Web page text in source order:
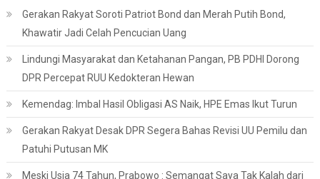
Gerakan Rakyat Soroti Patriot Bond dan Merah Putih Bond,
Khawatir Jadi Celah Pencucian Uang
Lindungi Masyarakat dan Ketahanan Pangan, PB PDHI Dorong
DPR Percepat RUU Kedokteran Hewan
Kemendag: Imbal Hasil Obligasi AS Naik, HPE Emas Ikut Turun
Gerakan Rakyat Desak DPR Segera Bahas Revisi UU Pemilu dan
Patuhi Putusan MK
Meski Usia 74 Tahun, Prabowo : Semangat Saya Tak Kalah dari